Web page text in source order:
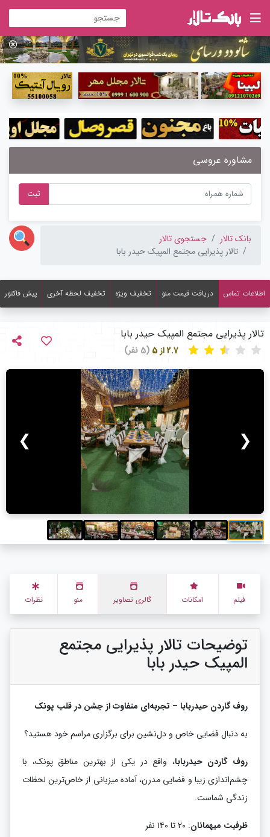
مشاوره عروسی
ثبت
بانک تالار
جستجوی تالار
تالار پذیرایی مجتمع المپیک حیدر بابا
اطلاعات تماس دریافت قیمت منو تخفیف ویژه تخفیف لحظه آخری پیش فاکتور
تالار پذیرایی مجتمع المپیک حیدر بابا
(5 نفر)
❮
❯
فیلم امکانات گالری تصاویر منو نظرات
توضیحات تالار پذیرایی مجتمع
المپیک حیدر بابا
روف گاردن حیدربابا – تجربه‌ای متفاوت از جشن در قلب پونک
به دنبال فضایی خاص و دل‌نشین برای برگزاری مراسم خود هستید؟
روف گاردن حیدربابا، واقع در یکی از بهترین مناطق پونک، با
چشم‌اندازی زیبا و فضایی مدرن، آماده میزبانی از خاص‌ترین لحظات
زندگی شماست.
ظرفیت میهمانان: ۲۰ تا ۱۴۰ نفر